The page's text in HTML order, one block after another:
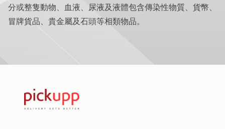
分或整隻動物、血液、尿液及液體包含傳染性物質、貨幣、
冒牌貨品、貴金屬及石頭等相類物品。